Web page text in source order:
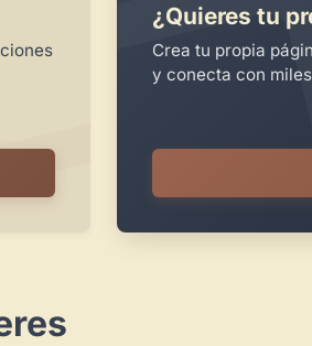
¿Quieres tu
Crea tu propia
y conecta con